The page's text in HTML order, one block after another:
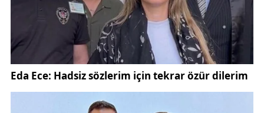
Kemer’in eşsiz güzelliğe sahip Tahtalı Dağı
manzarası eşliğinde, Çukur Yayla, Üçoluk ve
Belenyayla’dan geçecek sporcular, Kuzdere’de 60
kilometre sonunda bitiş çizgisine ulaşacak. Trans
Taurus Dağ Bisikleti Etap Yarışları; Gençlik ve Spor
Bakanlığı, Kültür ve Turizm Bakanlığı, Antalya Valiliği,
Kemer Kaymakamlığı, Türkiye Bisiklet Federasyonu,